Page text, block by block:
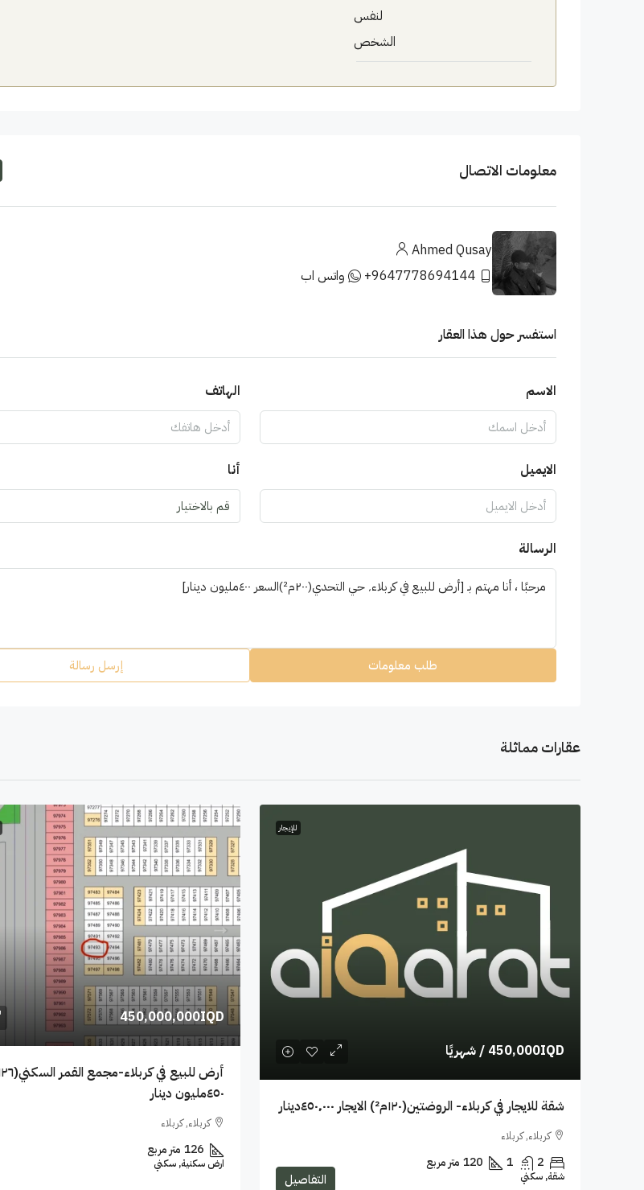
لنفس
الشخص
معلومات الاتصال
Ahmed Qusay
+9647778694144
واتس اب
استفسر حول هذا العقار
الاسم الهاتف
الايميل أنا
قم بالاختيار
الرسالة
طلب معلومات إرسل رسالة
عقارات مماثلة
للإيجار
450,000IQD / شهريًا
شقة للايجار في كربلاء- الروضتين(١٢٠م²) الايجار ٤٥٠٬٠٠٠دينار
كربلاء, كربلاء
2
1
120 متر مربع
شقة, سكني التفاصيل
450,000,000IQD
٤٥٠مليون دينار
كربلاء, كربلاء
126 متر مربع
ارض سكنية, سكني